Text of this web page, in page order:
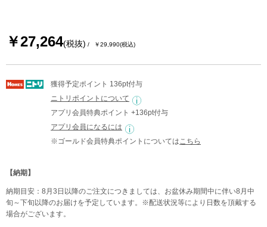
￥27,264(税抜) ￥29,990(税込)
獲得予定ポイント 136pt付与
ニトリポイントについて
アプリ会員特典ポイント +136pt付与
アプリ会員になるには
※ゴールド会員特典ポイントについては こちら
【納期】
納期目安：8月3日以降のご注文につきましては、お盆休み期間中に伴い8月中
旬～下旬以降のお届けを予定しています。※配送状況等により日数を頂戴する
場合がございます。